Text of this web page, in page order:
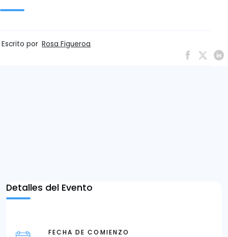
Escrito por Rosa Figueroa
Detalles del Evento
FECHA DE COMIENZO